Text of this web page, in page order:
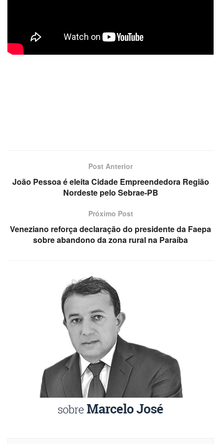
Post Anterior
João Pessoa é eleita Cidade Empreendedora Região
Nordeste pelo Sebrae-PB
Próximo Post
Veneziano reforça declaração do presidente da Faepa
sobre abandono da zona rural na Paraíba